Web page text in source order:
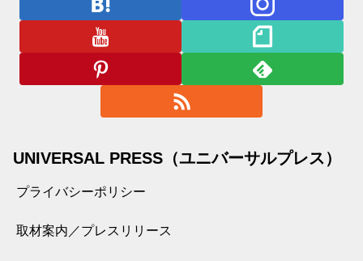
UNIVERSAL PRESS（ユニバーサルプレス）
プライバシーポリシー
取材案内／プレスリリース